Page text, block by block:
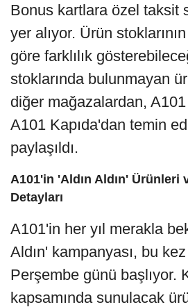
Bonus kartlara özel taksit
yer alıyor. Ürün
göre farklılık
stoklarında bulunmayan
diğer mağazalardan,
A101 Kapıda'dan temin
paylaşıldı.
A101'in 'Aldın Aldın' Ürünleri
Detayları
A101'in her yıl merakla
Aldın' kampanyası, bu
Perşembe günü başlıyor.
kapsamında sunulacak